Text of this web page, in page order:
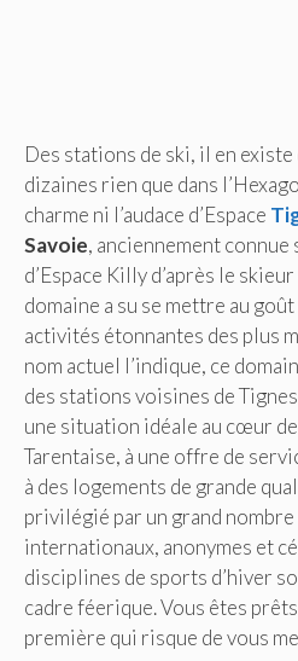
Des stations de ski, il en
dizaines rien que dans
charme ni l’audace d’Espace
Savoie, anciennement connue
d’Espace Killy d’après le
domaine a su se mettre au
activités étonnantes des plus
nom actuel l’indique, ce
des stations voisines de
une situation idéale au cœur
Tarentaise, à une offre de
à des logements de grande
privilégié par un grand
internationaux, anonymes et
disciplines de sports d’hiver
cadre féerique. Vous êtes
première qui risque de vous